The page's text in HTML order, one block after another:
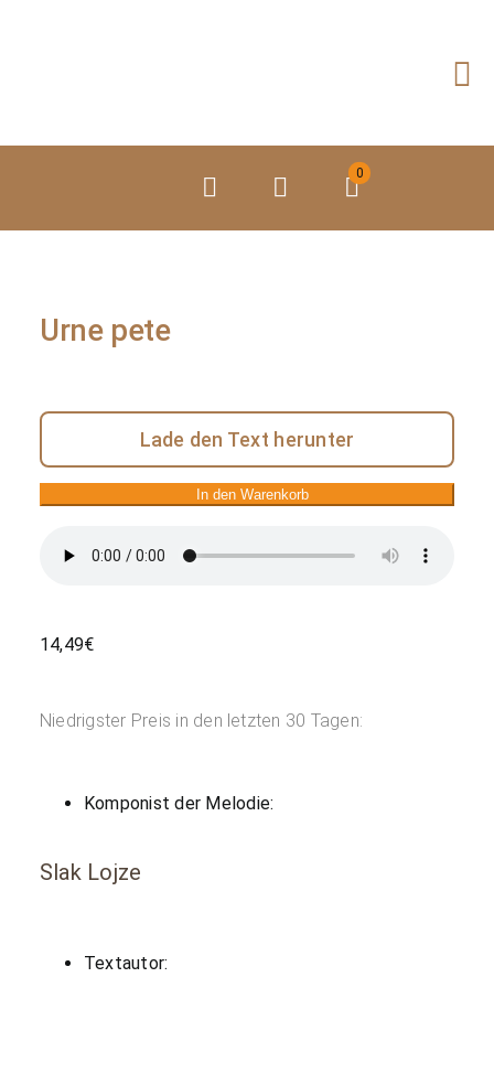
0
Urne pete
Lade den Text herunter
In den Warenkorb
14,49€
Niedrigster Preis in den letzten 30 Tagen:
Komponist der Melodie:
Slak Lojze
Textautor: